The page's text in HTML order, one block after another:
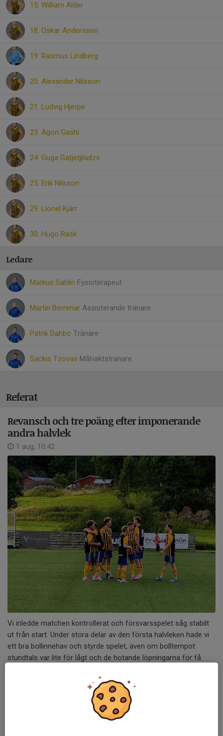
15. William Alder
18. Oskar Andersson
19. Rasmus Lindberg
20. Alexander Nilsson
21. Ludvig Hjerpe
23. Agon Gashi
24. Guga Gatjetjiladze
25. Erik Nilsson
29. Lionel Kjärr
30. Hugo Rask
Ledare
Markus Sahlin Fysioterapeut
Martin Bernmar Assisterande tränare
Patrik Dahbo Tränare
Sackis Tzovas Målvaktstränare
Referat
Revansch och tre poäng efter imponerande
andra halvlek
1 aug, 10:42
Vi inledde matchen kontrollerat och försvarsspelet såg stabilt
ut från start. Under stora delar av den första halvleken hade vi
ett bra bollinnehav och styrde spelet, även om bolltempot
stundtals var lite för lågt och de hotande löpningarna för få.
spelvändningar och längre bollar ut mot kanterna.
Precis i första halvlekens absoluta slutskede lyckades Lindome
få in ledningsmålet och vi gick till paus i underläge.